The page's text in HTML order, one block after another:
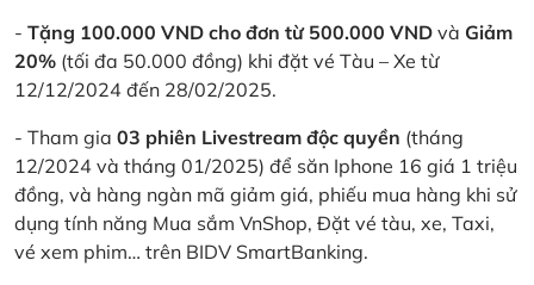
- Tặng 100.000 VND cho đơn từ 500.000 VND và Giảm
20% (tối đa 50.000 đồng) khi đặt vé Tàu – Xe từ
12/12/2024 đến 28/02/2025.
- Tham gia 03 phiên Livestream độc quyền (tháng
12/2024 và tháng 01/2025) để săn Iphone 16 giá 1 triệu
đồng, và hàng ngàn mã giảm giá, phiếu mua hàng khi sử
dụng tính năng Mua sắm VnShop, Đặt vé tàu, xe, Taxi,
vé xem phim… trên BIDV SmartBanking.